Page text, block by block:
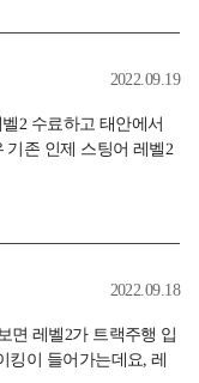
LEVEL2, 3가
2022.09.19
2 수료하고 태안에서
기존 인제 스팅어 레벨2
킥플레이트는 인제때
잘 조화되서 차량 거동
2022.09.18
면 레벨2가 트랙주행 입
킹이 들어가는데요, 레